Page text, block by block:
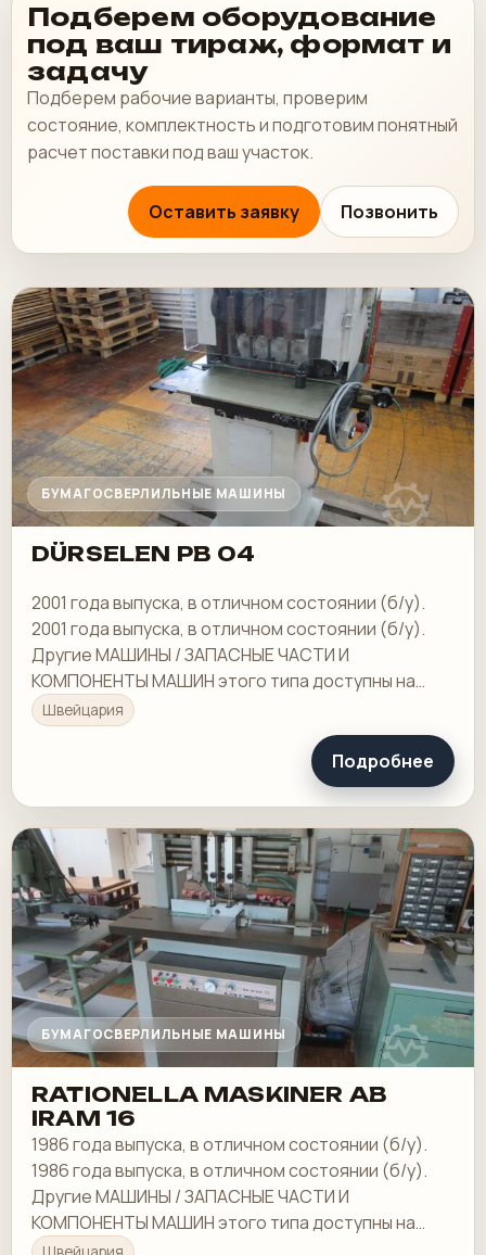
Подберем оборудование
под ваш тираж, формат и
задачу
Подберем рабочие варианты, проверим
состояние, комплектность и подготовим понятный
расчет поставки под ваш участок.
Оставить заявку Позвонить
БУМАГОСВЕРЛИЛЬНЫЕ МАШИНЫ
DÜRSELEN PB 04
2001 года выпуска, в отличном состоянии (б/у).
2001 года выпуска, в отличном состоянии (б/у).
Другие МАШИНЫ / ЗАПАСНЫЕ ЧАСТИ И
КОМПОНЕНТЫ МАШИН этого типа доступны на
нашем складе. ПО ЗАПРОСУ
Швейцария
Подробнее
БУМАГОСВЕРЛИЛЬНЫЕ МАШИНЫ
RATIONELLA MASKINER AB
IRAM 16
1986 года выпуска, в отличном состоянии (б/у).
1986 года выпуска, в отличном состоянии (б/у).
Другие МАШИНЫ / ЗАПАСНЫЕ ЧАСТИ И
КОМПОНЕНТЫ МАШИН этого типа доступны на
нашем складе. ПО ЗАПРОСУ